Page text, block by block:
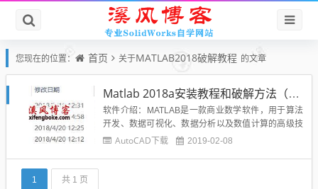
您现在的位置： 首页 关于MATLAB2018破解教程 的文章
Matlab 2018a安装教程和破解方法（附下载地址）-亲测可用
软件介绍：MATLAB是一款商业数学软件，用于算法
开发、数据可视化、数据分析以及数值计算的高级技
术计算语言和交互式环境，主要包括MATLAB和Simul
AutoCAD下载 2019-02-08
1 共 1 页